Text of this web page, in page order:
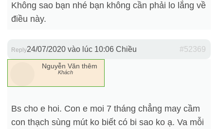
Không sao bạn nhé bạn không cần phải lo lắng về
điều này.
24/07/2020 vào lúc 10:06 Chiều #52369
Reply
Nguyễn Văn thêm
Khách
Bs cho e hoi. Con e moi 7 tháng chẳng may cầm
con thạch sùng mút ko biết có bi sao ko ạ. Va mỗi